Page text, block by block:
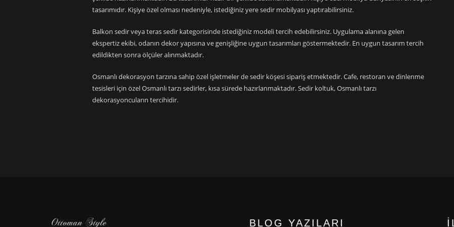
tasarımıdır. Kişiye özel olması nedeniyle, istediğiniz yere sedir mobilyası yaptırabilirsiniz.
Balkon sedir veya teras sedir kategorisinde istediğiniz modeli tercih edebilirsiniz. Uygulama alanına gelen
ekspertiz ekibi, odanın dekor yapısına ve genişliğine uygun tasarımları göstermektedir. En uygun tasarım tercih
edildikten sonra ölçüler alınmaktadır.
Osmanlı dekorasyon tarzına sahip özel işletmeler de sedir köşesi sipariş etmektedir. Cafe, restoran ve dinlenme
tesisleri için özel Osmanlı tarzı sedirler, kısa sürede hazırlanmaktadır. Sedir koltuk, Osmanlı tarzı
dekorasyoncuların tercihidir.
BLOG YAZILARI